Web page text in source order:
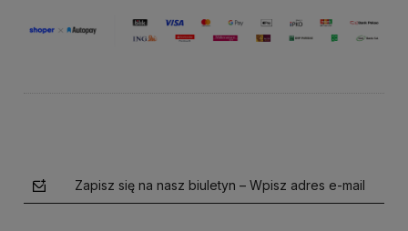
Zapisz się na nasz biuletyn – Wpisz adres e-mail